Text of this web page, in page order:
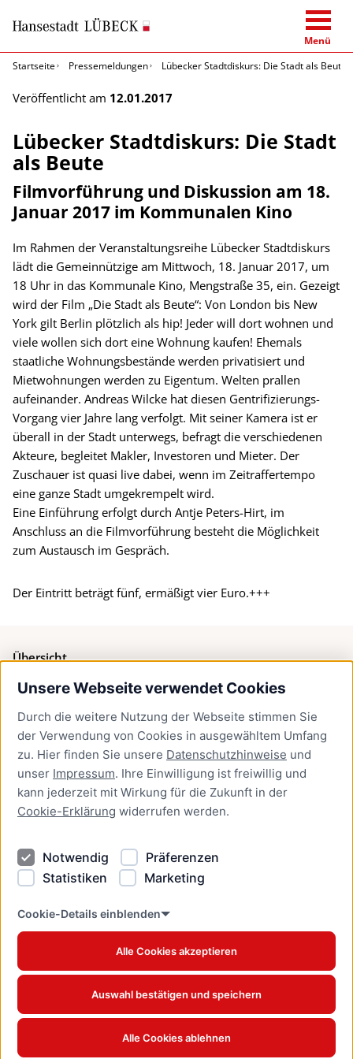
Unsere Webseite verwendet Cookies
Durch die weitere Nutzung der Webseite stimmen Sie
der Verwendung von Cookies in ausgewähltem Umfang
zu. Hier finden Sie unsere Datenschutzhinweise und
unser Impressum. Ihre Einwilligung ist freiwillig und
kann jederzeit mit Wirkung für die Zukunft in der
Cookie-Erklärung widerrufen werden.
Notwendig
Präferenzen
Statistiken
Marketing
Cookie-Details einblenden
Alle Cookies akzeptieren
Auswahl bestätigen und speichern
Alle Cookies ablehnen
Menü
Startseite
Pressemeldungen Lübecker Stadtdiskurs: Die Stadt als Beute
Veröffentlicht am 12.01.2017
Lübecker Stadtdiskurs: Die Stadt
als Beute
Filmvorführung und Diskussion am 18.
Januar 2017 im Kommunalen Kino
Im Rahmen der Veranstaltungsreihe Lübecker Stadtdiskurs
lädt die Gemeinnützige am Mittwoch, 18. Januar 2017, um
18 Uhr in das Kommunale Kino, Mengstraße 35, ein. Gezeigt
wird der Film „Die Stadt als Beute“: Von London bis New
York gilt Berlin plötzlich als hip! Jeder will dort wohnen und
viele wollen sich dort eine Wohnung kaufen! Ehemals
staatliche Wohnungsbestände werden privatisiert und
Mietwohnungen werden zu Eigentum. Welten prallen
aufeinander. Andreas Wilcke hat diesen Gentrifizierungs-
Vorgang vier Jahre lang verfolgt. Mit seiner Kamera ist er
überall in der Stadt unterwegs, befragt die verschiedenen
Akteure, begleitet Makler, Investoren und Mieter. Der
Zuschauer ist quasi live dabei, wenn im Zeitraffertempo
eine ganze Stadt umgekrempelt wird.
Eine Einführung erfolgt durch Antje Peters-Hirt, im
Anschluss an die Filmvorführung besteht die Möglichkeit
zum Austausch im Gespräch.
Der Eintritt beträgt fünf, ermäßigt vier Euro.+++
Übersicht
Bürgerservice
Presse
Newsletter Lübeck:kompakt
Kontakt
Kontakt
Datenschutzhinweise
Barrierefreiheit
Cookie Erklärung
www.luebeck.de